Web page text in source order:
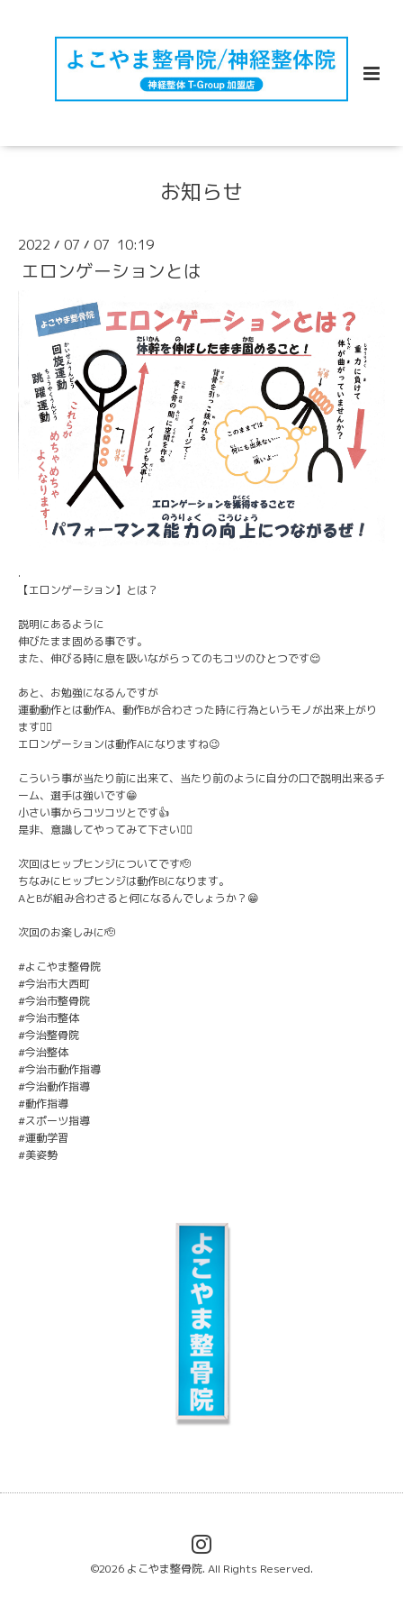
お知らせ
2022 / 07 / 07 10:19
エロンゲーションとは
.
【エロンゲーション】とは？
説明にあるように
伸びたまま固める事です。
また、伸びる時に息を吸いながらってのもコツのひとつです😌
あと、お勉強になるんですが
運動動作とは動作A、動作Bが合わさった時に行為というモノが出来上がり
ます🙇‍♂️
エロンゲーションは動作Aになりますね😉
こういう事が当たり前に出来て、当たり前のように自分の口で説明出来るチ
ーム、選手は強いです😁
小さい事からコツコツとです👍
是非、意識してやってみて下さい🙇‍♂️
次回はヒップヒンジについてです🫡
ちなみにヒップヒンジは動作Bになります。
AとBが組み合わさると何になるんでしょうか？😁
次回のお楽しみに🫡
#よこやま整骨院
#今治市大西町
#今治市整骨院
#今治市整体
#今治整骨院
#今治整体
#今治市動作指導
#今治動作指導
#動作指導
#スポーツ指導
#運動学習
#美姿勢
©2026 よこやま整骨院. All Rights Reserved.